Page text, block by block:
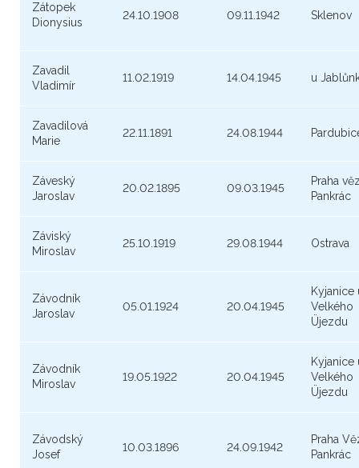
Zátopek
Dionysius
24.10.1908 09.11.1942 Sklenov
Zavadil
Vladimír
11.02.1919 14.04.1945 u
Zavadilová
Marie
22.11.1891 24.08.1944
Záveský
Jaroslav
20.02.1895 09.03.1945
Praha
Pankrác
Záviský
Miroslav
25.10.1919 29.08.1944 Ostrava
Závodník
Jaroslav
05.01.1924 20.04.1945
Kyjanice
Velkého
Üjezdu
Závodník
Miroslav
19.05.1922 20.04.1945
Kyjanice
Velkého
Üjezdu
Závodský
Josef
10.03.1896 24.09.1942
Praha
Pankrác